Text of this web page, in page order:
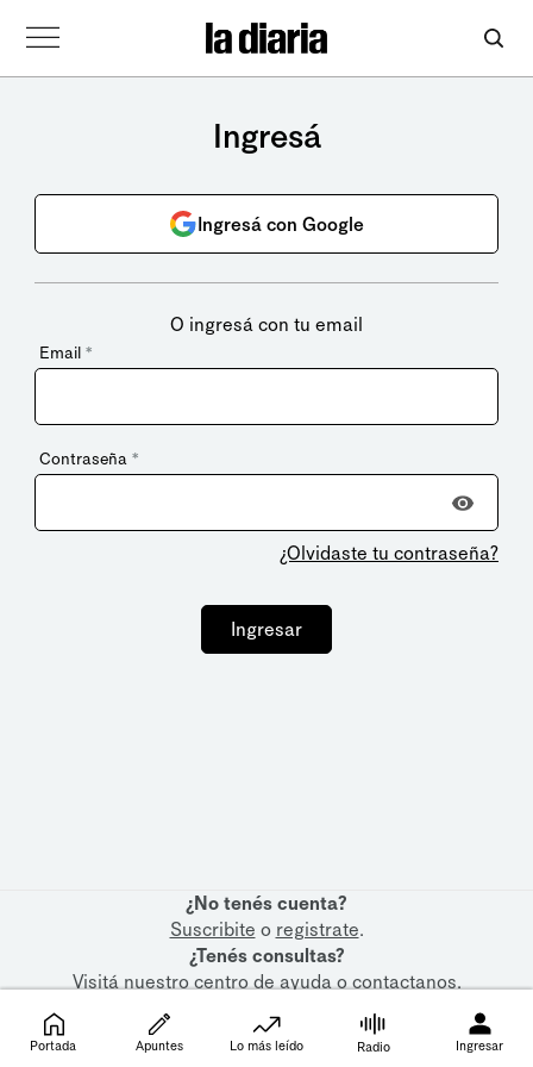
Ingresá
Ingresá con Google
O ingresá con tu email
Email *
Contraseña *
¿Olvidaste tu contraseña?
Ingresar
¿No tenés cuenta?
Suscribite o registrate.
¿Tenés consultas?
Visitá nuestrocentro de ayudaocontactanos.
Portada Apuntes Lo más leído Radio Ingresar